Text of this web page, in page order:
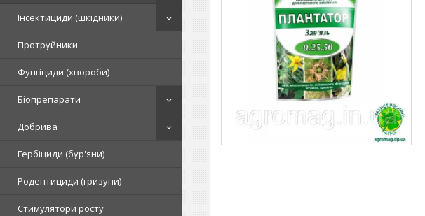
Інсектициди (шкідники)
Протруйники
Фунгіциди (хвороби)
Біопрепарати
Добрива
Гербіциди (бур'яни)
Родентициди (гризуни)
Стимулятори росту